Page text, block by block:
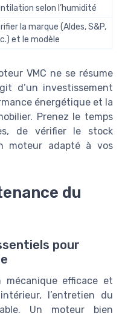
selon l’humidité
la marque (Aldes, S&P,
et le modèle
VMC ne se résume
d’un investissement
énergétique et la
Prenez le temps
de vérifier le stock
moteur adapté à vos
du
pour
efficace et
l’entretien du
Un moteur bien